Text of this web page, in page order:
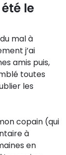
le
mal à
j’ai
amis puis,
toutes
les
copain (qui
à
en